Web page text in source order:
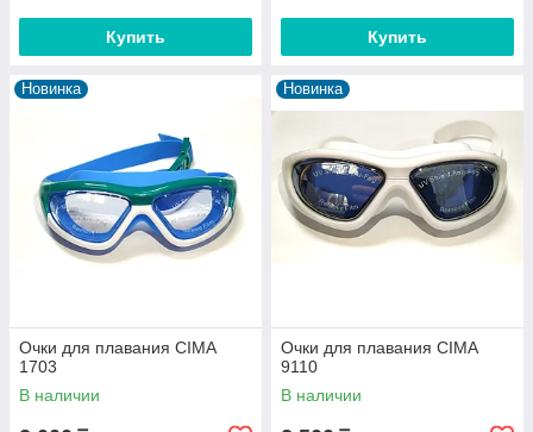
Купить Купить
Новинка
Очки для плавания CIMA
1703
В наличии
Новинка
Очки для плавания CIMA
9110
В наличии